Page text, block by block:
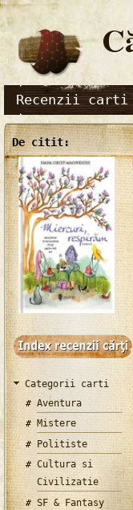
Recenzii carti
De citit:
Categorii carti
Aventura
Mistere
Politiste
Cultura si
Civilizatie
SF & Fantasy